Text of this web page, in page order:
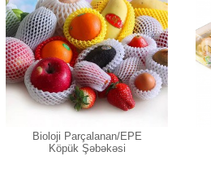
Bioloji Parçalanan/EPE
Köpük Şəbəkəsi